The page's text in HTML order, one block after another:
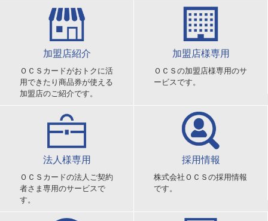
加盟店紹介
ＯＣＳカードがおトクに活
用できたり商品券が使える
加盟店のご紹介です。
加盟店様専用
ＯＣＳの加盟店様専用のサ
ービスです。
法人様専用
ＯＣＳカードの法人ご契約
者さま専用のサービスで
す。
採用情報
株式会社ＯＣＳの採用情報
です。